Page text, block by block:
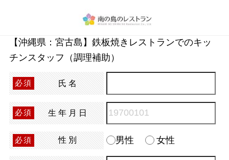
【沖縄県：宮古島】鉄板焼きレストランでのキッ
チンスタッフ（調理補助）
必須 氏名
必須 生年月日
必須 性別 男性 女性